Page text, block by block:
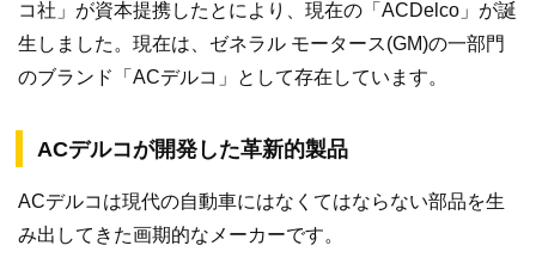
コ社」が資本提携したとにより、現在の「ACDelco」が誕
生しました。現在は、ゼネラル モータース(GM)の一部門
のブランド「ACデルコ」として存在しています。
ACデルコが開発した革新的製品
ACデルコは現代の自動車にはなくてはならない部品を生
み出してきた画期的なメーカーです。